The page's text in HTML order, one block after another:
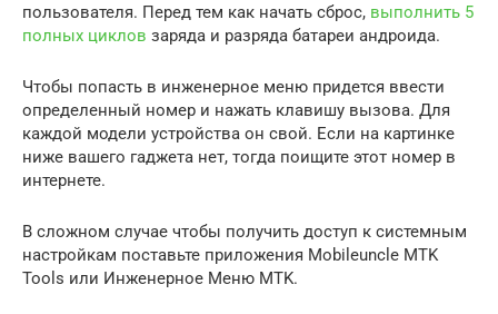
пользователя. Перед тем как начать сброс, выполнить 5
полных циклов заряда и разряда батареи андроида.
Чтобы попасть в инженерное меню придется ввести
определенный номер и нажать клавишу вызова. Для
каждой модели устройства он свой. Если на картинке
ниже вашего гаджета нет, тогда поищите этот номер в
интернете.
В сложном случае чтобы получить доступ к системным
настройкам поставьте приложения Mobileuncle MTK
Tools или Инженерное Меню MTK.